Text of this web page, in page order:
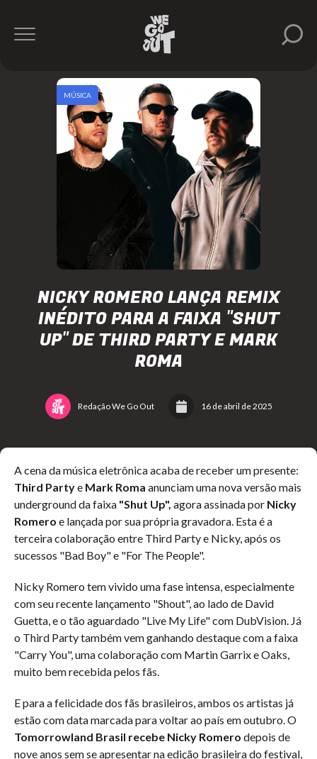
NICKY ROMERO LANÇA REMIX
INÉDITO PARA A FAIXA "SHUT
UP" DE THIRD PARTY E MARK
ROMA
Redação We Go Out 16 de abril de 2025
MÚSICA
A cena da música eletrônica acaba de receber um presente:
Third Partye Mark Roma anunciam uma nova versão mais
underground da faixa "Shut Up", agora assinada por Nicky
Romero e lançada por sua própria gravadora. Esta é a
terceira colaboração entre Third Party e Nicky, após os
sucessos "Bad Boy" e "For The People".
Nicky Romero tem vivido uma fase intensa, especialmente
com seu recente lançamento "Shout", ao lado de David
Guetta, e o tão aguardado "Live My Life" com DubVision. Já
o Third Party também vem ganhando destaque com a faixa
"Carry You", uma colaboração com Martin Garrix e Oaks,
muito bem recebida pelos fãs.
E para a felicidade dos fãs brasileiros, ambos os artistas já
estão com data marcada para voltar ao país em outubro. O
Tomorrowland Brasil recebe Nicky Romero depois de
nove anos sem se apresentar na edição brasileira do festival,